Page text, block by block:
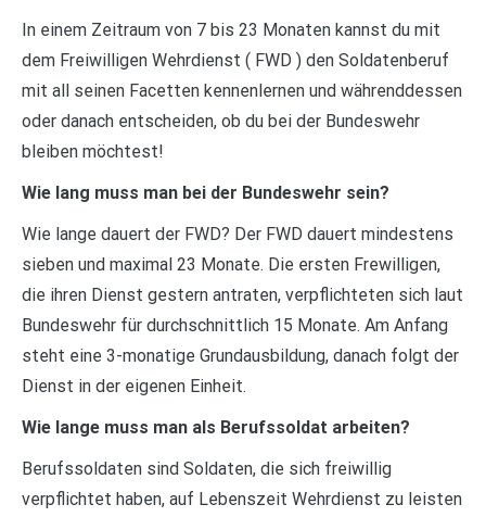
In einem Zeitraum von 7 bis 23 Monaten kannst du mit
dem Freiwilligen Wehrdienst ( FWD ) den Soldatenberuf
mit all seinen Facetten kennenlernen und währenddessen
oder danach entscheiden, ob du bei der Bundeswehr
bleiben möchtest!
Wie lang muss man bei der Bundeswehr sein?
Wie lange dauert der FWD? Der FWD dauert mindestens
sieben und maximal 23 Monate. Die ersten Frewilligen,
die ihren Dienst gestern antraten, verpflichteten sich laut
Bundeswehr für durchschnittlich 15 Monate. Am Anfang
steht eine 3-monatige Grundausbildung, danach folgt der
Dienst in der eigenen Einheit.
Wie lange muss man als Berufssoldat arbeiten?
Berufssoldaten sind Soldaten, die sich freiwillig
verpflichtet haben, auf Lebenszeit Wehrdienst zu leisten